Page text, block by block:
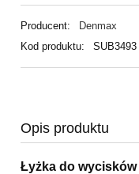
Producent:
Denmax
Kod produktu:
SUB3493
Opis produktu
Łyżka do